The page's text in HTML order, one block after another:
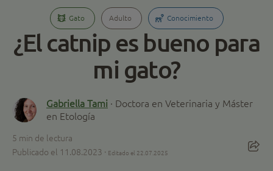
Gato Adulto Conocimiento
¿El catnip es bueno para
mi gato?
Gabriella Tami · Doctora en Veterinaria y Máster
en Etología
5 min de lectura
Publicado el 11.08.2023 · Editado el 22.07.2025